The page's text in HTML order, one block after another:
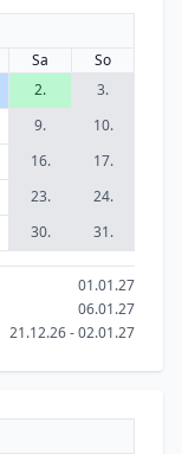
Sa
So
2.
3.
9.
10.
16.
17.
23.
24.
30. 31.
01.01.27
06.01.27
21.12.26 - 02.01.27